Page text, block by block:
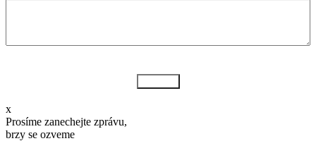
x
Prosíme zanechejte zprávu,
brzy se ozveme